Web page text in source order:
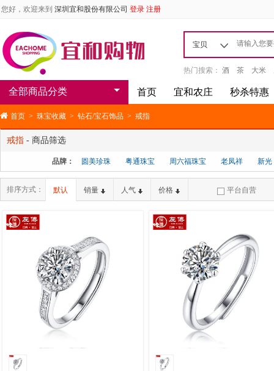
您好，欢迎来到 深圳宜和股份有限公司 登录 注册
宝贝
热门搜索： 酒 茶 大米
全部商品分类 首页 宜和农庄 秒杀特惠
首页 > 珠宝收藏 > 钻石/宝石饰品 > 戒指
戒指 - 商品筛选
品牌： 圆美珍珠 粤通珠宝 周六福珠宝 老凤祥 新光
排序方式： 默认 销量 人气 价格 平台自营